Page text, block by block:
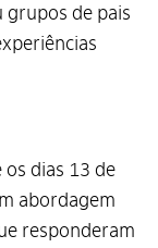
grupos de pais
dias 13 de
abordagem
responderam